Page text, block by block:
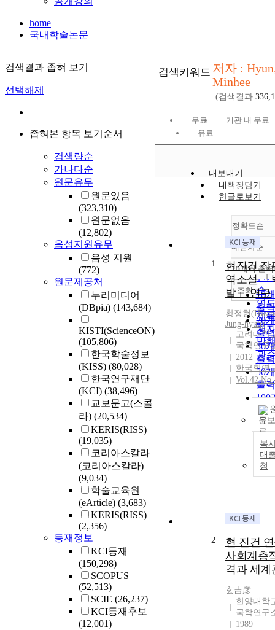
home
국내학술논문
검색결과 좁혀 보기
선택해제
좁혀본 항목 보기순서
검색량순
가나다순
원문유무
원문있음
(323,310)
원문없음
(12,802)
음성지원유무
음성 지원
(772)
원문제공처
누리미디어
(DBpia) (143,684)
KISTI(ScienceON)
(105,806)
한국학술정보
(KISS) (80,028)
한국연구재단
(KCI) (38,496)
교보문고(스콜
라) (20,534)
KERIS(RISS)
(19,035)
코리아스칼라
(코리아스칼라)
(9,034)
학술교육원
(eArticle) (3,683)
KERIS(RISS)
(2,356)
등재정보
KCI등재
(150,298)
SCOPUS
(52,513)
SCIE (26,237)
KCI등재후보
(12,001)
검색키워드 저자 :
Minhee
(검색결과
무료
기관 내 무료
유료
내보내기
내책장담기
한글로보기
정확도순
정
순
인
순
연
제
저
발
관
내림차순
내
10개씩 출력
10
출력
20
출력
30
출력
50
출력
100
출력
조회
1
현진건 장
역소설 「
발」 연구
황정현
Jung-hyun)
고려대학
국학연구
2012
한국학연
Vol.42
문
복
대
청
2
현 진건
사회계층
격과 세계
玄吉彦
한양대학
국학연구
1989